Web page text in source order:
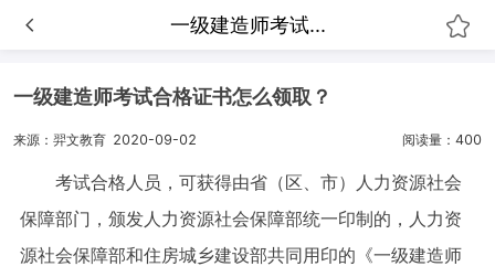
一级建造师考试...
一级建造师考试合格证书怎么领取？
来源：羿文教育 2020-09-02 阅读量：400
考试合格人员，可获得由省（区、市）人力资源社会
保障部门，颁发人力资源社会保障部统一印制的，人力资
源社会保障部和住房城乡建设部共同用印的《一级建造师